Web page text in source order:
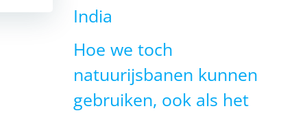
India
Hoe we toch
natuurijsbanen kunnen
gebruiken, ook als het